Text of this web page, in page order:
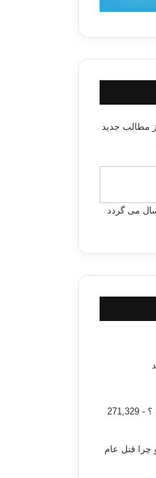
مطالب جدید
می گردد
؟
- 271,329
چرا قتل عام